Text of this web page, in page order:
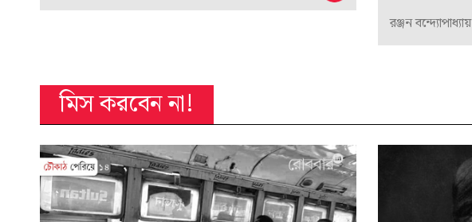
রঞ্জন বন্দ্যোপাধ্যায়
মিস করবেন না!